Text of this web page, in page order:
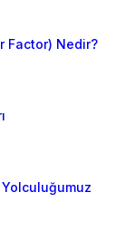
Factor) Nedir?